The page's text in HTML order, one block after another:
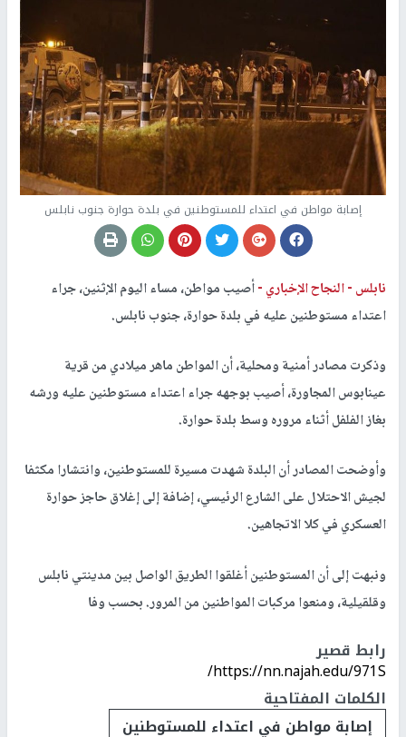
إصابة مواطن في اعتداء للمستوطنين في بلدة حوارة جنوب نابلس
نابلس -النجاح الإخباري -أصيب مواطن، مساء اليوم الإثنين، جراء
اعتداء مستوطنين عليه في بلدة حوارة، جنوب نابلس.
وذكرت مصادر أمنية ومحلية، أن المواطن ماهر ميلادي من قرية
عينابوس المجاورة، أصيب بوجهه جراء اعتداء مستوطنين عليه ورشه
بغاز الفلفل أثناء مروره وسط بلدة حوارة.
وأوضحت المصادر أن البلدة شهدت مسيرة للمستوطنين، وانتشارا مكثفا
لجيش الاحتلال على الشارع الرئيسي، إضافة إلى إغلاق حاجز حوارة
العسكري في كلا الاتجاهين.
ونبهت إلى أن المستوطنين أغلقوا الطريق الواصل بين مدينتي نابلس
وقلقيلية، ومنعوا مركبات المواطنين من المرور. بحسب وفا
رابط قصير
https://nn.najah.edu/971S/
الكلمات المفتاحية
إصابة مواطن في اعتداء للمستوطنين